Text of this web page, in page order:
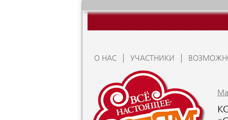
О НАС УЧАСТНИКИ